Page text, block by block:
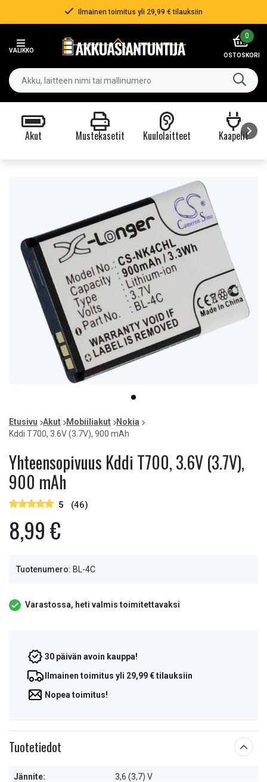
Ilmainen toimitus yli 29,99 € tilauksiin
VALIKKO
0
OSTOSKORI
Akut Mustekasetit Kuulolaitteet Kaapelit
item
0
of
1
Etusivu Akut Mobiiliakut
Nokia
Kddi T700, 3.6V (3.7V), 900 mAh
Yhteensopivuus Kddi T700, 3.6V (3.7V),
900 mAh
5 (46)
8,99 €
Tuotenumero: BL-4C
Varastossa, heti valmis toimitettavaksi
30 päivän avoin kauppa!
Ilmainen toimitus yli 29,99 € tilauksiin
Nopea toimitus!
Tuotetiedot
Jännite: 3,6 (3,7) V